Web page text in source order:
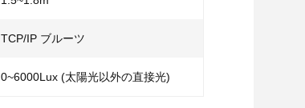
TCP/IP ブルーツ
0~6000Lux (太陽光以外の直接光)